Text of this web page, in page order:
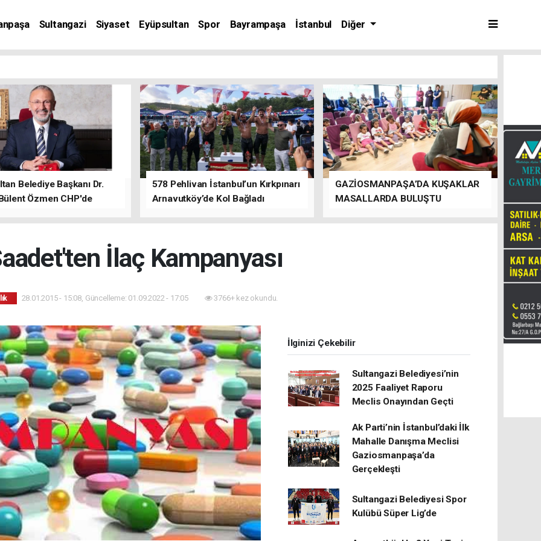
Sultangazi Siyaset Eyüpsultan Spor Bayrampaşa İstanbul Diğer
Belediye Başkanı Dr.
Özmen CHP'de
578 Pehlivan İstanbul’un Kırkpınarı
Arnavutköy’de Kol Bağladı
GAZİOSMANPAŞA’DA KUŞAKLAR
MASALLARDA BULUŞTU
İlaç Kampanyası
28.01.2015 - 15:08, Güncelleme: 01.09.2022 - 17:05 3766+ kez okundu.
İlginizi Çekebilir
Sultangazi Belediyesi’nin
2025 Faaliyet Raporu
Meclis Onayından Geçti
Ak Parti’nin İstanbul’daki İlk
Mahalle Danışma Meclisi
Gaziosmanpaşa’da
Gerçekleşti
Sultangazi Belediyesi Spor
Kulübü Süper Lig’de